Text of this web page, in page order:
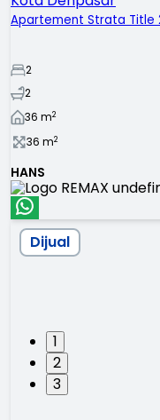
Apartement Strata Title
2
2
36 m2
36 m2
HANS
1
2
3
Dijual